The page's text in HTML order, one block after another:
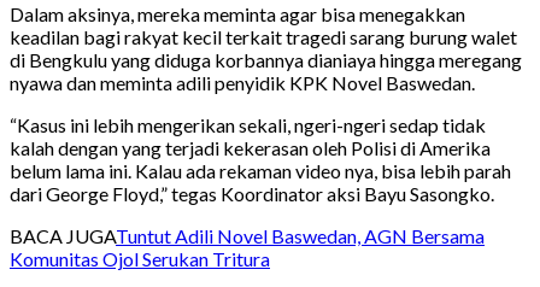
Dalam aksinya, mereka meminta agar bisa menegakkan
keadilan bagi rakyat kecil terkait tragedi sarang burung walet
di Bengkulu yang diduga korbannya dianiaya hingga meregang
nyawa dan meminta adili penyidik KPK Novel Baswedan.
“Kasus ini lebih mengerikan sekali, ngeri-ngeri sedap tidak
kalah dengan yang terjadi kekerasan oleh Polisi di Amerika
belum lama ini. Kalau ada rekaman video nya, bisa lebih parah
dari George Floyd,” tegas Koordinator aksi Bayu Sasongko.
BACA JUGATuntut Adili Novel Baswedan, AGN Bersama
Komunitas Ojol Serukan Tritura